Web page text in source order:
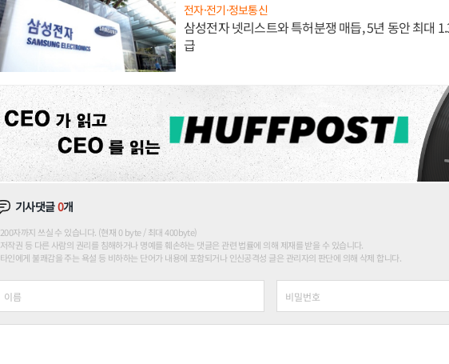
전자·전기·정보통신
삼성전자 넷리스트와 특허분쟁 매듭, 5년 동안 최대
급
기사댓글0개
200자까지 쓰실 수 있습니다. (현재 0 byte / 최대 400byte)
저작권 등 다른 사람의 권리를 침해하거나 명예를 훼손하는 댓글은 관련 법률에 의해 제재를 받을 수 있습니다.
타인에게 불쾌감을 주는 욕설 등 비하하는 단어가 내용에 포함되거나 인신공격성 글은 관리자의 판단에 의해 삭제 합니다.